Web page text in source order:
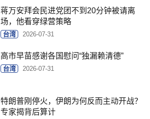
蒋万安拜会民进党团不到20分钟被请离
场，他看穿绿营策略
台湾 2026-07-31
高市早苗感谢各国慰问“独漏赖清德”
台湾 2026-07-31
特朗普刚停火，伊朗为何反而主动开战？
专家揭背后算计